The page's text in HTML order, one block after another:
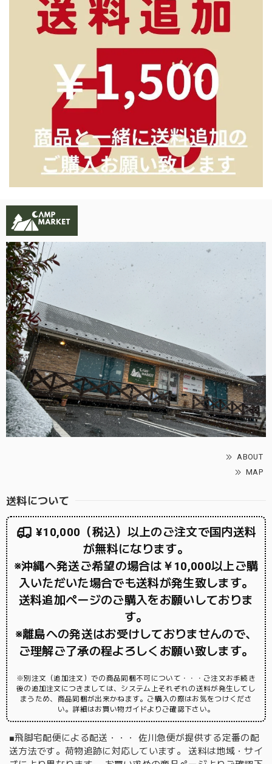
ABOUT
MAP
送料について
¥10,000（税込）以上のご注文で国内送料
が無料になります。
※沖縄へ発送ご希望の場合は￥10,000以上ご購
入いただいた場合でも送料が発生致します。
送料追加ページのご購入をお願いしておりま
す。
※離島への発送はお受けしておりませんので、
ご理解ご了承の程よろしくお願い致します。
※別注文（追加注文）での商品同梱不可について・・・ご注文お手続き
後の追加注文につきましては、システム上それぞれの送料が発生してし
まうため、商品同梱が出来かねます。ご購入の際はお気をつけくださ
い。詳細はお買い物ガイドよりご確認下さい。
■飛脚宅配便による配送・・・ 佐川急便が提供する定番の配
送方法です。荷物追跡に対応しています。 送料は地域・サイ